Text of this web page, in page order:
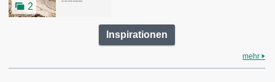
2
Inspirationen
mehr